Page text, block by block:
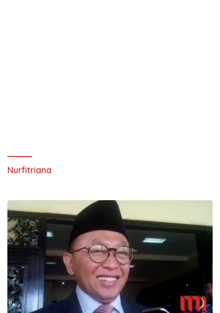
Nurfitriana